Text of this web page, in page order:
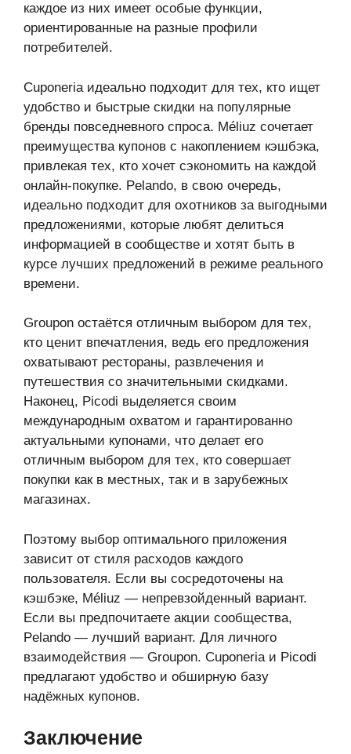
каждое из них имеет особые функции,
ориентированные на разные профили
потребителей.
Cuponeria идеально подходит для тех, кто ищет
удобство и быстрые скидки на популярные
бренды повседневного спроса. Méliuz сочетает
преимущества купонов с накоплением кэшбэка,
привлекая тех, кто хочет сэкономить на каждой
онлайн-покупке. Pelando, в свою очередь,
идеально подходит для охотников за выгодными
предложениями, которые любят делиться
информацией в сообществе и хотят быть в
курсе лучших предложений в режиме реального
времени.
Groupon остаётся отличным выбором для тех,
кто ценит впечатления, ведь его предложения
охватывают рестораны, развлечения и
путешествия со значительными скидками.
Наконец, Picodi выделяется своим
международным охватом и гарантированно
актуальными купонами, что делает его
отличным выбором для тех, кто совершает
покупки как в местных, так и в зарубежных
магазинах.
Поэтому выбор оптимального приложения
зависит от стиля расходов каждого
пользователя. Если вы сосредоточены на
кэшбэке, Méliuz — непревзойденный вариант.
Если вы предпочитаете акции сообщества,
Pelando — лучший вариант. Для личного
взаимодействия — Groupon. Cuponeria и Picodi
предлагают удобство и обширную базу
надёжных купонов.
Заключение